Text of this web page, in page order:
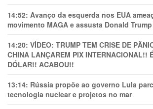
14:52: Avanço da esquerda nos EUA
movimento MAGA e assusta Donald Trump
14:20: VÍDEO: TRUMP TEM CRlSE DE
CHINA LANÇAREM PIX INTERNACIONAL!!
DÓLAR!! ACABOU!!
13:14: Rússia propõe ao governo Lula
tecnologia nuclear e projetos no mar